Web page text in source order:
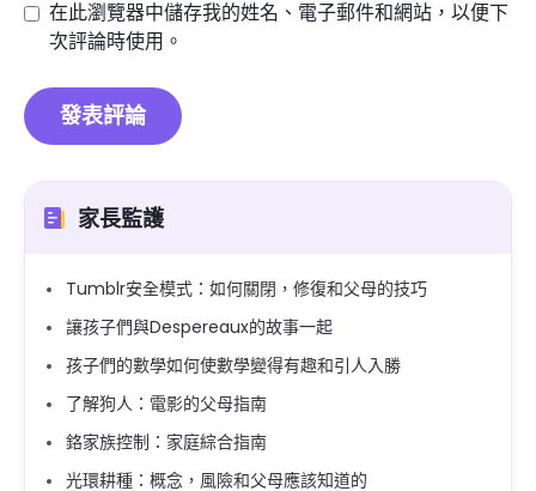
在此瀏覽器中儲存我的姓名、電子郵件和網站，以便下
次評論時使用。
家長監護
Tumblr安全模式：如何關閉，修復和父母的技巧
讓孩子們與Despereaux的故事一起
孩子們的數學如何使數學變得有趣和引人入勝
了解狗人：電影的父母指南
鉻家族控制：家庭綜合指南
光環耕種：概念，風險和父母應該知道的